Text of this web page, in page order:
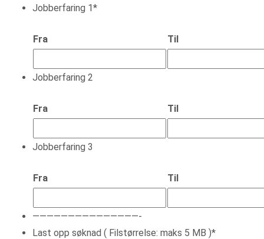
Jobberfaring 1*
Fra Til
Jobberfaring 2
Fra Til
Jobberfaring 3
Fra Til
———————————————-
Last opp søknad ( Filstørrelse: maks 5 MB )*